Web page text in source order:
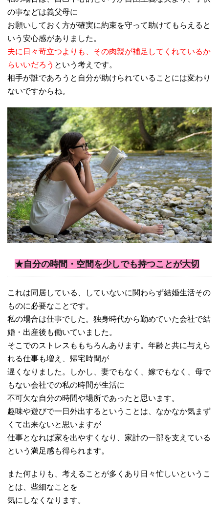
の事などは義父母に
お願いしておく方が確実に約束を守って助けてもらえると
いう安心感がありました。
夫に日々苛立つよりも、その肉親が補足してくれているか
らいいだろう という考えです。
相手が誰であろうと自分が助けられていることには変わり
ないですからね。
★自分の時間・空間を少しでも持つことが大切
これは同居している、していないに関わらず結婚生活その
ものに必要なことです。
私の場合は仕事でした。独身時代から勤めていた会社で結
婚・出産後も働いていました。
そこでのストレスももちろんあります。年齢と共に与えら
れる仕事も増え、帰宅時間が
遅くなりました。しかし、妻でもなく、嫁でもなく、母で
もない会社での私の時間が生活に
不可欠な自分の時間や場所であったと思います。
趣味や遊びで一日外出するということは、なかなか気まず
くて出来ないと思いますが
仕事となれば家を出やすくなり、家計の一部を支えている
という満足感も得られます。
また何よりも、考えることが多くあり日々忙しいというこ
とは、些細なことを
気にしなくなります。